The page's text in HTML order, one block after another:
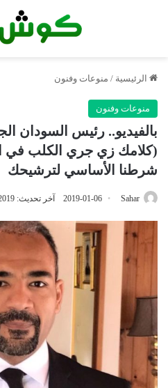
الرئيسية / منوعات وفنون
منوعات وفنون
بالفيديو.. رئيس السودان
(كلامك زي جري الكلب في
شرطنا الأساسي لترشيحك
Sahar
2019-01-06 آخر تحديث: 2019-01-06